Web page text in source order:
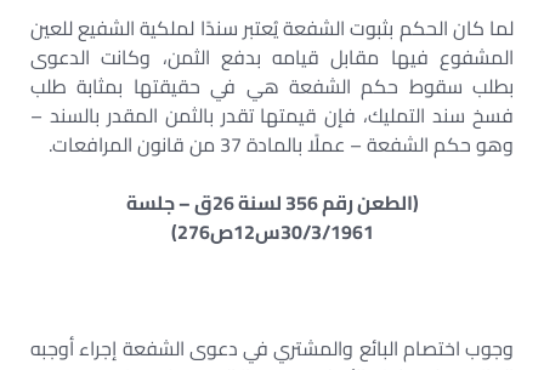
لما كان الحكم بثبوت الشفعة يُعتبر سندًا لملكية الشفيع للعين
المشفوع فيها مقابل قيامه بدفع الثمن، وكانت الدعوى
بطلب سقوط حكم الشفعة هي في حقيقتها بمثابة طلب
فسخ سند التمليك، فإن قيمتها تقدر بالثمن المقدر بالسند –
وهو حكم الشفعة – عملًا بالمادة 37 من قانون المرافعات.
(الطعن رقم 356 لسنة 26ق – جلسة
30/3/1961س12ص276)
وجوب اختصام البائع والمشتري في دعوى الشفعة إجراء أوجبه